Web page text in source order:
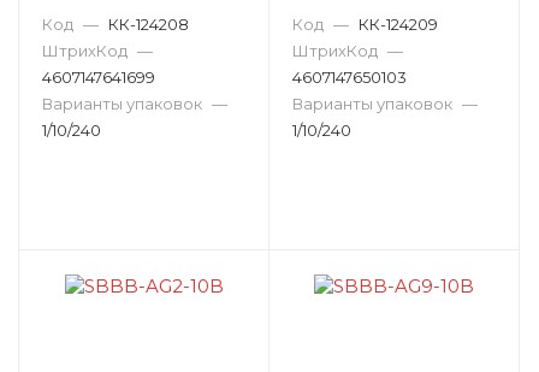
Код — КК-124208
ШтрихКод —
4607147641699
Варианты упаковок —
1/10/240
Код — КК-124209
ШтрихКод —
4607147650103
Варианты упаковок —
1/10/240